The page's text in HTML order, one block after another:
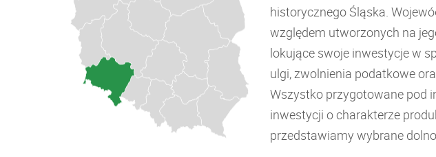
historycznego Śląska.
względem utworzonych na
lokujące swoje inwestycje w
ulgi, zwolnienia podatkowe
Wszystko przygotowane pod
inwestycji o charakterze
przedstawiamy wybrane